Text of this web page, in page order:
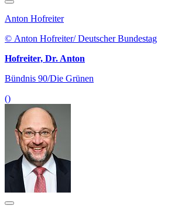
Anton Hofreiter
© Anton Hofreiter/ Deutscher Bundestag
Hofreiter, Dr. Anton
Bündnis 90/Die Grünen
()